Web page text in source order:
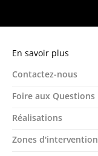
En savoir plus
Contactez-nous
Foire aux Questions
Réalisations
Zones d'intervention